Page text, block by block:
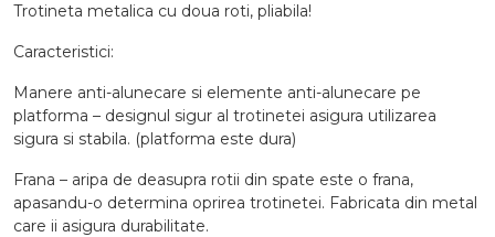
Trotineta metalica cu doua roti, pliabila!
Caracteristici:
Manere anti-alunecare si elemente anti-alunecare pe
platforma – designul sigur al trotinetei asigura utilizarea
sigura si stabila. (platforma este dura)
Frana – aripa de deasupra rotii din spate este o frana,
apasandu-o determina oprirea trotinetei. Fabricata din metal
care ii asigura durabilitate.